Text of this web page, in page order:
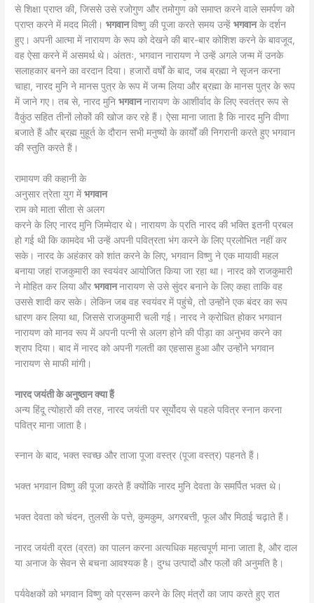
से शिक्षा प्राप्त की, जिससे उसे रजोगुण और तमोगुण को समाप्त करने वाले समर्पण को
प्राप्त करने में मदद मिली।भगवानविष्णु की पूजा करते समय उन्हेंभगवानके दर्शन
हुए। अपनी आत्मा में नारायण के रूप को देखने की बार-बार कोशिश करने के बावजूद,
वह ऐसा करने में असमर्थ थे। अंततः, भगवान नारायण ने उन्हें अगले जन्म में उनके
सलाहकार बनने का वरदान दिया। हजारों वर्षों के बाद, जब ब्रह्मा ने सृजन करना
चाहा, नारद मुनि ने मानस पुत्र के रूप में जन्म लिया और ब्रह्मा के मानस पुत्र के रूप
में जाने गए। तब से, नारद मुनिभगवाननारायण के आशीर्वाद के लिए स्वतंत्र रूप से
वैकुंठ सहित तीनों लोकों की खोज कर रहे हैं। ऐसा माना जाता है कि नारद मुनि वीणा
बजाते हैं और ब्रह्म मुहूर्त के दौरान सभी मनुष्यों के कार्यों की निगरानी करते हुए भगवान
की स्तुति करते हैं।
रामायण की कहानी के
अनुसार त्रेता युग मेंभगवान
राम को माता सीता से अलग
करने के लिए नारद मुनि जिम्मेदार थे। नारायण के प्रति नारद की भक्ति इतनी प्रबल
हो गई थी कि कामदेव भी उन्हें अपनी पवित्रता भंग करने के लिए प्रलोभित नहीं कर
सके। नारद के अहंकार को शांत करने के लिए, भगवान विष्णु ने एक मायावी महल
बनाया जहां राजकुमारी का स्वयंवर आयोजित किया जा रहा था। नारद को राजकुमारी
ने मोहित कर लिया औरभगवाननारायण से उसे सुंदर बनाने के लिए कहा ताकि वह
उससे शादी कर सके। लेकिन जब वह स्वयंवर में पहुंचे, तो उन्होंने एक बंदर का रूप
धारण कर लिया था, जिससे राजकुमारी चली गई। नारद ने क्रोधित होकर भगवान
नारायण को मानव रूप में अपनी पत्नी से अलग होने की पीड़ा का अनुभव करने का
श्राप दिया। बाद में नारद को अपनी गलती का एहसास हुआ और उन्होंने भगवान
नारायण से माफी मांगी।
नारद जयंती के अनुष्ठान क्या हैं
अन्य हिंदू त्योहारों की तरह, नारद जयंती पर सूर्योदय से पहले पवित्र स्नान करना
पवित्र माना जाता है।
स्नान के बाद, भक्त स्वच्छ और ताजा पूजा वस्त्र (पूजा वस्त्र) पहनते हैं।
भक्त भगवान विष्णु की पूजा करते हैं क्योंकि नारद मुनि देवता के समर्पित भक्त थे।
भक्त देवता को चंदन, तुलसी के पत्ते, कुमकुम, अगरबत्ती, फूल और मिठाई चढ़ाते हैं।
नारद जयंती व्रत (व्रत) का पालन करना अत्यधिक महत्वपूर्ण माना जाता है, और दाल
या अनाज के सेवन से बचना आवश्यक है। दुग्ध उत्पादों और फलों की अनुमति है।
पर्यवेक्षकों को भगवान विष्णु को प्रसन्न करने के लिए मंत्रों का जाप करते हुए रात